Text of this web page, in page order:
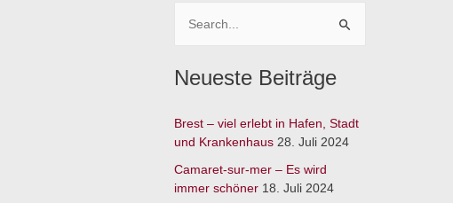
c
e
n
Neueste Beiträge
Brest – viel erlebt in Hafen, Stadt
und Krankenhaus 28. Juli 2024
Camaret-sur-mer – Es wird
immer schöner 18. Juli 2024